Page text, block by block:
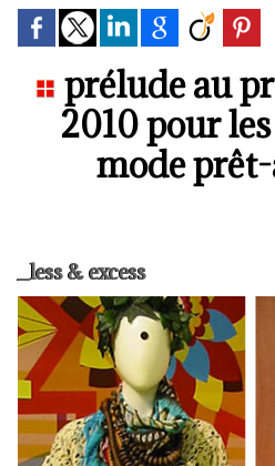
prélude au
2010 pour
mode
_less & excess